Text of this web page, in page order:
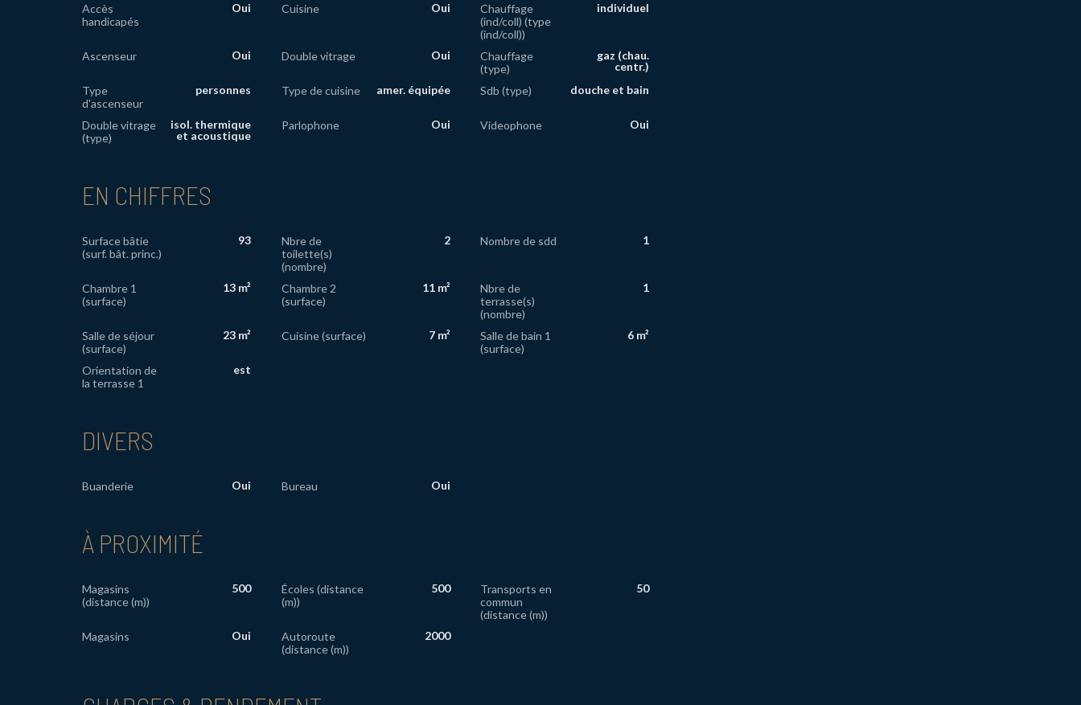
Accès
handicapés
Oui Cuisine Oui
Chauffage
(ind/coll) (type
(ind/coll))
individuel
Ascenseur Oui Double vitrage Oui
Chauffage
(type)
gaz (chau.
centr.)
Type
d'ascenseur
personnes Type de cuisine amer. équipée Sdb (type) douche et bain
Double vitrage
(type)
isol. thermique
et acoustique
Parlophone Oui Videophone Oui
EN CHIFFRES
Surface bâtie
(surf. bât. princ.)
93
Nbre de
toilette(s)
(nombre)
2 Nombre de sdd 1
Chambre 1
(surface)
13 m²
Chambre 2
(surface)
11 m²
Nbre de
terrasse(s)
(nombre)
1
Salle de séjour
(surface)
23 m² Cuisine (surface) 7 m²
Salle de bain 1
(surface)
6 m²
Orientation de
la terrasse 1
est
DIVERS
Buanderie Oui Bureau Oui
À PROXIMITÉ
Magasins
(distance (m))
500
Écoles (distance
(m))
500
Transports en
commun
(distance (m))
50
Magasins Oui
Autoroute
(distance (m))
2000